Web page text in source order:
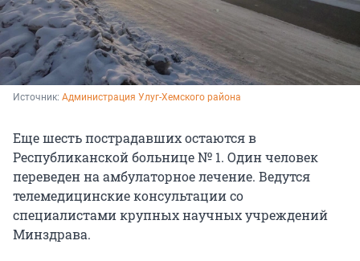
Источник: Администрация Улуг-Хемского района
Еще шесть пострадавших остаются в
Республиканской больнице № 1. Один человек
переведен на амбулаторное лечение. Ведутся
телемедицинские консультации со
специалистами крупных научных учреждений
Минздрава.